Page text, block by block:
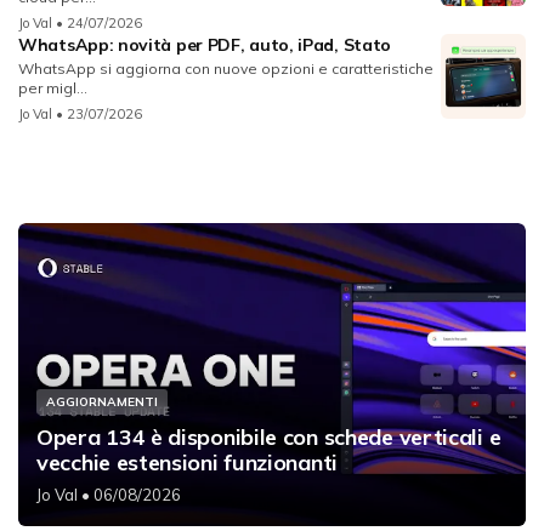
Jo Val • 24/07/2026
WhatsApp: novità per PDF, auto, iPad, Stato
WhatsApp si aggiorna con nuove opzioni e caratteristiche
per migl...
Jo Val • 23/07/2026
AGGIORNAMENTI
Opera 134 è disponibile con schede verticali e
vecchie estensioni funzionanti
Jo Val • 06/08/2026